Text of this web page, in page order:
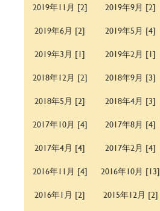
2019年11月 [2]
2019年9月 [2]
2019年6月 [2]
2019年5月 [4]
2019年3月 [1]
2019年2月 [1]
2018年12月 [2]
2018年9月 [3]
2018年5月 [2]
2018年4月 [3]
2017年10月 [4]
2017年8月 [4]
2017年4月 [4]
2017年2月 [4]
2016年11月 [4]
2016年10月 [13]
2016年1月 [2]
2015年12月 [2]